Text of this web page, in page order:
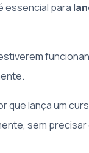
essencial para
que lança um
sem